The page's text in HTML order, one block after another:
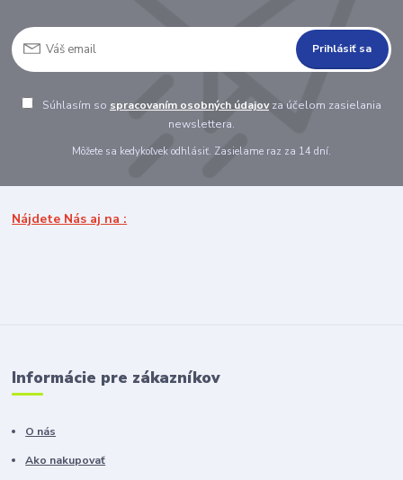
Prihlásiť sa
Súhlasím so spracovaním osobných údajovza účelom zasielania
newslettera.
Môžete sa kedykoľvek odhlásiť. Zasielame raz za 14 dní.
Nájdete Nás aj na :
Informácie pre zákazníkov
O nás
Ako nakupovať